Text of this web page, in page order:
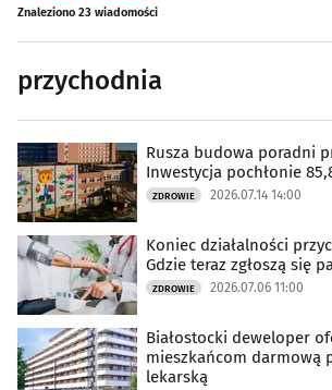
Znaleziono 23 wiadomości
przychodnia
Rusza budowa poradni
Inwestycja pochłonie
ZDROWIE 2026.07.14 14:00
Koniec działalności
Gdzie teraz zgłoszą się
ZDROWIE 2026.07.06 11:00
Białostocki deweloper
mieszkańcom darmową
lekarską